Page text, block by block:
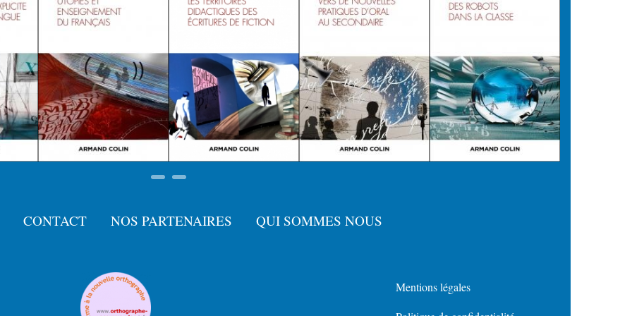
CONTACT NOS PARTENAIRES QUI SOMMES NOUS
Menu
Mentions légales